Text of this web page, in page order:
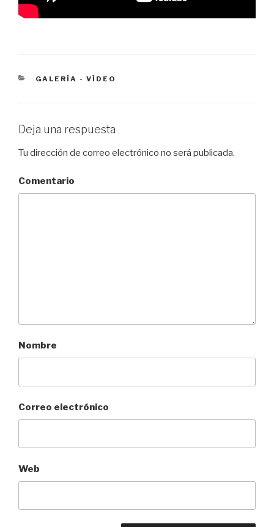
CATEGORÍAS
GALERÍA - VÍDEO
Deja una respuesta
Tu dirección de correo electrónico no será publicada.
Comentario
Nombre
Correo electrónico
Web